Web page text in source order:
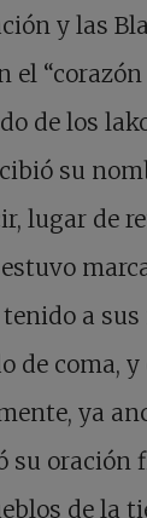
y las
“corazón
de los
su
lugar de
a sus
de coma, y
ya
su oración
de la